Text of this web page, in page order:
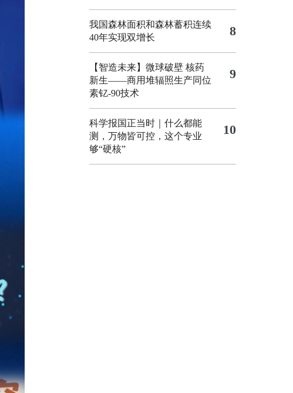
我国森林面积和森林蓄积连续
40年实现双增长
8
【智造未来】微球破壁 核药
新生——商用堆辐照生产同位
素钇-90技术
9
科学报国正当时｜什么都能
测，万物皆可控，这个专业
够“硬核”
10